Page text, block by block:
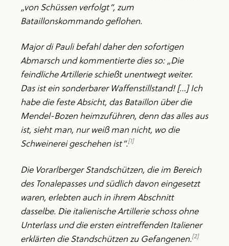
„von Schüssen verfolgt“, zum
Bataillonskommando geflohen.
Major di Pauli befahl daher den sofortigen
Abmarsch und kommentierte dies so: „Die
feindliche Artillerie schießt unentwegt weiter.
Das ist ein sonderbarer Waffenstillstand! […] Ich
habe die feste Absicht, das Bataillon über die
Mendel-Bozen heimzuführen, denn das alles aus
ist, sieht man, nur weiß man nicht, wo die
Schweinerei geschehen ist“.[1]
Die Vorarlberger Standschützen, die im Bereich
des Tonalepasses und südlich davon eingesetzt
waren, erlebten auch in ihrem Abschnitt
dasselbe. Die italienische Artillerie schoss ohne
Unterlass und die ersten eintreffenden Italiener
erklärten die Standschützen zu Gefangenen.[2]